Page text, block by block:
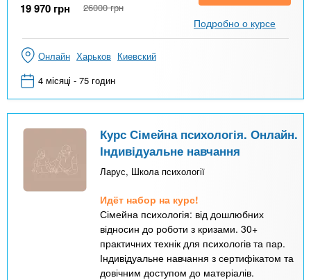
19 970 грн 26000 грн
Подробно о курсе
Онлайн Харьков Киевский
4 місяці - 75 годин
Курс Сімейна психологія. Онлайн.
Індивідуальне навчання
Ларус, Школа психології
Идёт набор на курс!
Сімейна психологія: від дошлюбних
відносин до роботи з кризами. 30+
практичних технік для психологів та пар.
Індивідуальне навчання з сертифікатом та
довічним доступом до матеріалів.